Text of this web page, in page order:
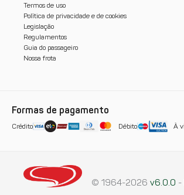
Termos de uso
Política de privacidade e de cookies
Legislação
Regulamentos
Guia do passageiro
Nossa frota
Formas de pagamento
Crédito Débito À
© 1964-2026 v6.0.0 -